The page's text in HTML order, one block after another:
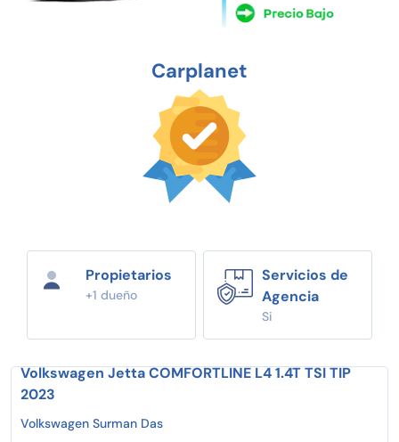
Carplanet
Propietarios
+1 dueño
Servicios de
Agencia
Si
Volkswagen Jetta COMFORTLINE L4 1.4T TSI TIP
2023
Volkswagen Surman Das